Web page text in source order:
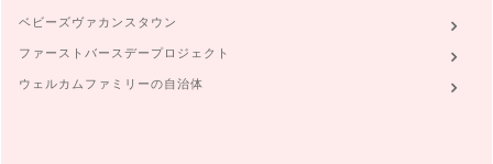
ベビーズヴァカンスタウン
ファーストバースデープロジェクト
ウェルカムファミリーの自治体